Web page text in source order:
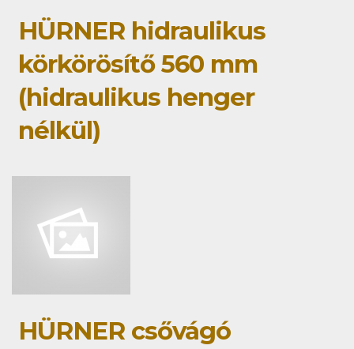
HÜRNER hidraulikus
körkörösítő 560 mm
(hidraulikus henger
nélkül)
HÜRNER csővágó